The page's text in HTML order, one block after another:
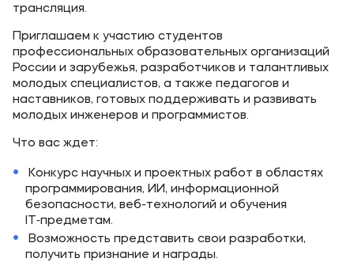
трансляция.
Приглашаем к участию студентов
профессиональных образовательных организаций
России и зарубежья, разработчиков и талантливых
молодых специалистов, а также педагогов и
наставников, готовых поддерживать и развивать
молодых инженеров и программистов.
Что вас ждет:
Конкурс научных и проектных работ в областях
программирования, ИИ, информационной
безопасности, веб-технологий и обучения
IT‑предметам.
Возможность представить свои разработки,
получить признание и награды.